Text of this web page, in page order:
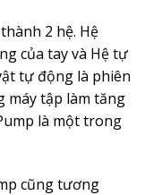
2 hệ. Hệ
của tay và Hệ tự
tự động là phiên
máy tập làm tăng
là một trong
cũng tương